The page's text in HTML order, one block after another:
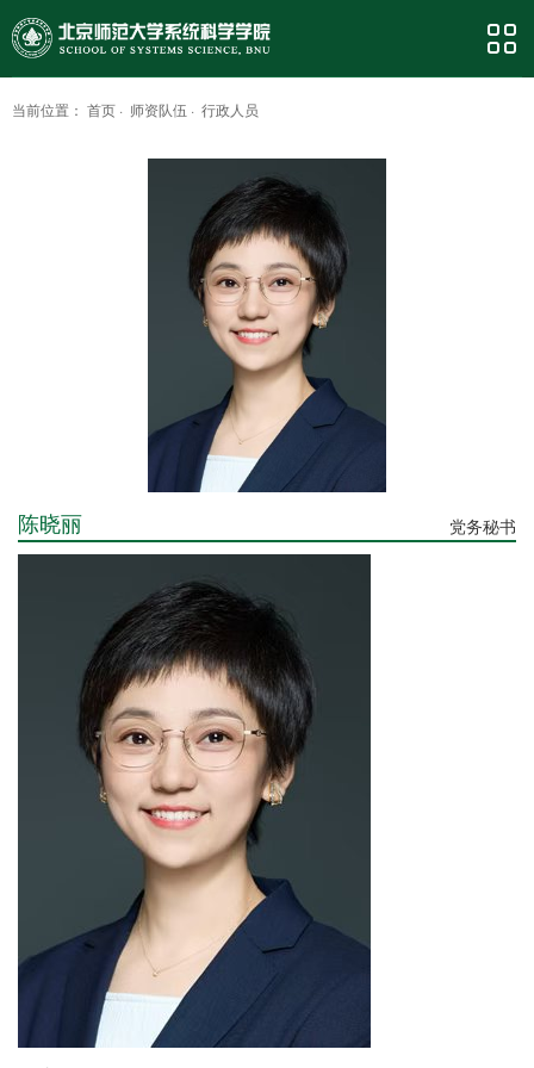
当前位置： 首页 · 师资队伍 · 行政人员
陈晓丽 党务秘书